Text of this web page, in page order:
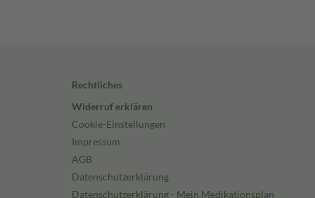
Rechtliches
Widerruf erklären
Cookie-Einstellungen
Impressum
AGB
Datenschutzerklärung
Datenschutzerklärung - Mein Medikationsplan